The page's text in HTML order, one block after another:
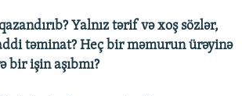
Yalnız tərif və xoş sözlər,
təminat? Heç bir məmurun ürəyinə
bir işin aşıbmı?